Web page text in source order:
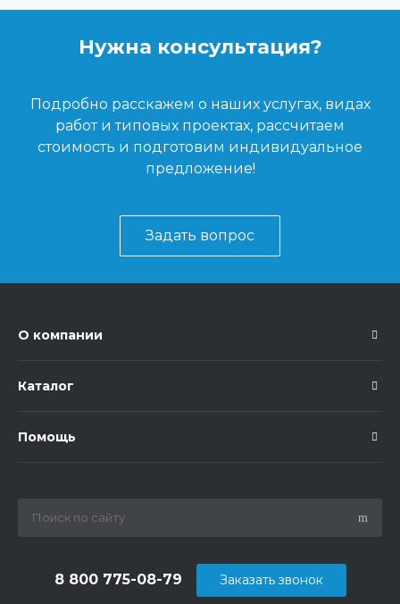
Нужна консультация?
Подробно расскажем о наших услугах, видах
работ и типовых проектах, рассчитаем
стоимость и подготовим индивидуальное
предложение!
Задать вопрос
О компании
Каталог
Помощь
8 800 775-08-79 Заказать звонок